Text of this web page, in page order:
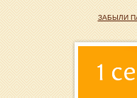
ЗАБЫЛИ